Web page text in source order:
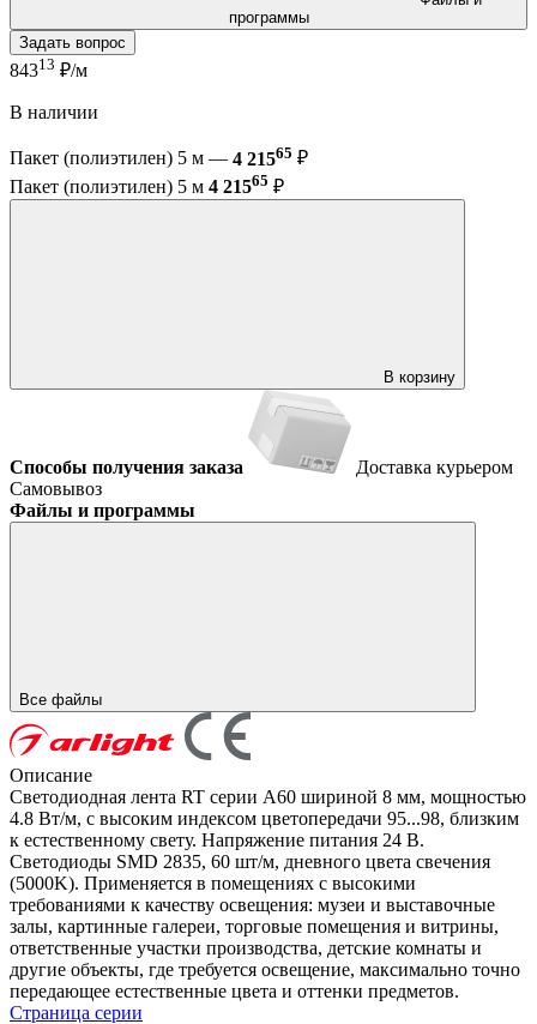
программы
Задать вопрос
84313 ₽/м
В наличии
Пакет (полиэтилен) 5 м — 4 21565 ₽
Пакет (полиэтилен) 5 м 4 21565 ₽
В корзину
Способы получения заказа
Доставка курьером
Самовывоз
Файлы и программы
Все файлы
Описание
Светодиодная лента RT серии A60 шириной 8 мм, мощностью
4.8 Вт/м, с высоким индексом цветопередачи 95...98, близким
к естественному свету. Напряжение питания 24 В.
Светодиоды SMD 2835, 60 шт/м, дневного цвета свечения
(5000K). Применяется в помещениях с высокими
требованиями к качеству освещения: музеи и выставочные
залы, картинные галереи, торговые помещения и витрины,
ответственные участки производства, детские комнаты и
другие объекты, где требуется освещение, максимально точно
передающее естественные цвета и оттенки предметов.
Страница серии